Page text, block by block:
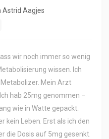
Astrid Aagjes
wir noch immer so wenig
wissen. Ich
Mein Arzt
hab 25mg genommen –
wie in Watte gepackt.
kein Leben. Erst als ich den
die Dosis auf 5mg gesenkt.